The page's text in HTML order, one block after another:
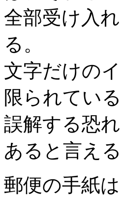
全部受け入
る。
文字だけの
限られてい
誤解する恐
あると言える
郵便の手紙